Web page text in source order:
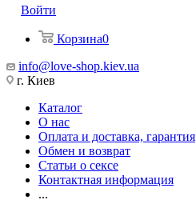
Войти
Корзина0
info@love-shop.kiev.ua
г. Киев
Каталог
О нас
Оплата и доставка, гарантия
Обмен и возврат
Статьи о сексе
Контактная информация
...